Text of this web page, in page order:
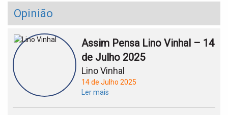
Opinião
Assim Pensa Lino Vinhal – 14
de Julho 2025
Lino Vinhal
14 de Julho 2025
Ler mais